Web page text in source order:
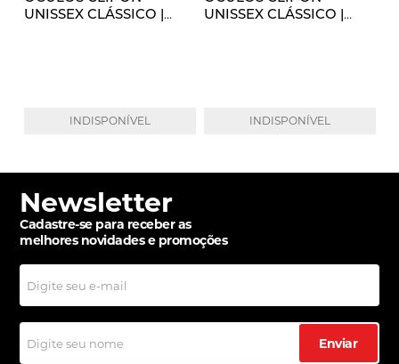
UNISSEX CLÁSSICO |
INDISPONÍVEL
UNISSEX CLÁSSICO |
INDISPONÍVEL
Newsletter
Cadastre-se para receber as
melhores novidades e promoções
Enviar